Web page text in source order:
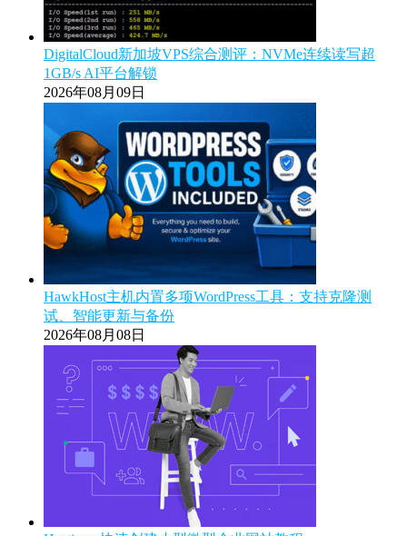
DigitalCloud新加坡VPS综合测评：NVMe连续读写超
1GB/s AI平台解锁
2026年08月09日
HawkHost主机内置多项WordPress工具：支持克隆测
试、智能更新与备份
2026年08月08日